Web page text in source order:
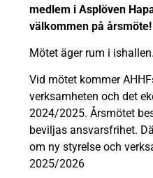
medlem i Asplöven
välkommen på årsmöte!
Mötet äger rum i
Vid mötet kommer
verksamheten och det
2024/2025. Årsmötet
beviljas ansvarsfrihet.
om ny styrelse och
2025/2026